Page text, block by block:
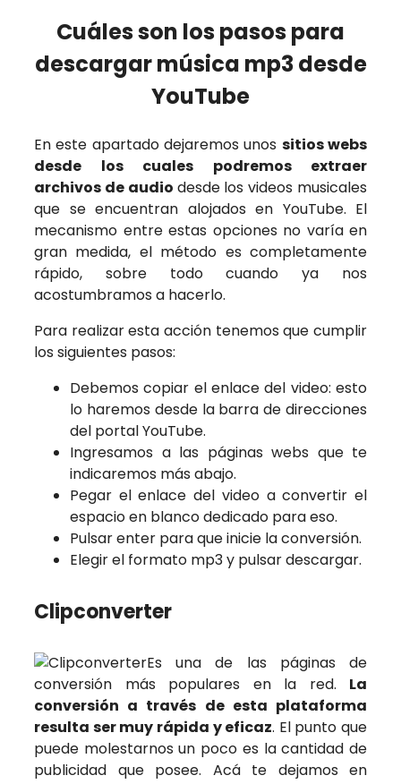
Cuáles son los pasos para
descargar música mp3 desde
YouTube
En este apartado dejaremos unos sitios webs
desde los cuales podremos extraer
archivos de audio desde los videos musicales
que se encuentran alojados en YouTube. El
mecanismo entre estas opciones no varía en
gran medida, el método es completamente
rápido, sobre todo cuando ya nos
acostumbramos a hacerlo.
Para realizar esta acción tenemos que cumplir
los siguientes pasos:
Debemos copiar el enlace del video: esto
lo haremos desde la barra de direcciones
del portal YouTube.
Ingresamos a las páginas webs que te
indicaremos más abajo.
Pegar el enlace del video a convertir el
espacio en blanco dedicado para eso.
Pulsar enter para que inicie la conversión.
Elegir el formato mp3 y pulsar descargar.
Clipconverter
Es una de las páginas de
conversión más populares en la red. La
conversión a través de esta plataforma
resulta ser muy rápida y eficaz. El punto que
puede molestarnos un poco es la cantidad de
publicidad que posee. Acá te dejamos en